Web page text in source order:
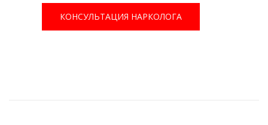
КОНСУЛЬТАЦИЯ НАРКОЛОГА